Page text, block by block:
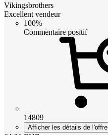
Vikingsbrothers
Excellent vendeur
100%
Commentaire positif
14809
Afficher les détails de l'offre